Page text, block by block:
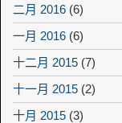
二月 2016 (6)
一月 2016 (6)
十二月 2015 (7)
十一月 2015 (2)
十月 2015 (3)